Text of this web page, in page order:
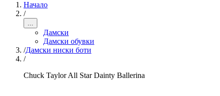
Начало
/
...
Дамски
Дамски обувки
/Дамски ниски боти
/
Chuck Taylor All Star Dainty Ballerina